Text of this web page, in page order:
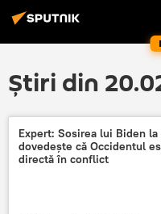
Știri din
Expert: Sosirea lui Biden la
dovedește că Occidentul
directă în conflict